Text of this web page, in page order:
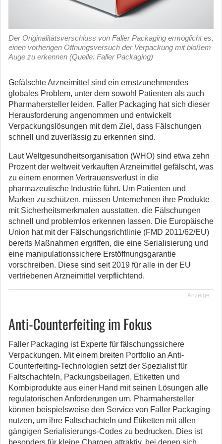
Der Originalitätsverschluss von Faller Packaging ermöglicht es,
einen vorherigen Öffnungsversuch der Verpackung mit bloßem
Auge zu erkennen (Quelle: Faller Packaging)
Gefälschte Arzneimittel sind ein ernstzunehmendes
globales Problem, unter dem sowohl Patienten als auch
Pharmahersteller leiden. Faller Packaging hat sich dieser
Herausforderung angenommen und entwickelt
Verpackungslösungen mit dem Ziel, dass Fälschungen
schnell und zuverlässig zu erkennen sind.
Laut Weltgesundheitsorganisation (WHO) sind etwa zehn
Prozent der weltweit verkauften Arzneimittel gefälscht, was
zu einem enormen Vertrauensverlust in die
pharmazeutische Industrie führt. Um Patienten und
Marken zu schützen, müssen Unternehmen ihre Produkte
mit Sicherheitsmerkmalen ausstatten, die Fälschungen
schnell und problemlos erkennen lassen. Die Europäische
Union hat mit der Fälschungsrichtlinie (FMD 2011/62/EU)
bereits Maßnahmen ergriffen, die eine Serialisierung und
eine manipulationssichere Erstöffnungsgarantie
vorschreiben. Diese sind seit 2019 für alle in der EU
vertriebenen Arzneimittel verpflichtend.
Anzeige
Anti-Counterfeiting im Fokus
Faller Packaging ist Experte für fälschungssichere
Verpackungen. Mit einem breiten Portfolio an Anti-
Counterfeiting-Technologien setzt der Spezialist für
Faltschachteln, Packungsbeilagen, Etiketten und
Kombiprodukte aus einer Hand mit seinen Lösungen alle
regulatorischen Anforderungen um. Pharmahersteller
können beispielsweise den Service von Faller Packaging
nutzen, um ihre Faltschachteln und Etiketten mit allen
gängigen Serialisierungs-Codes zu bedrucken. Dies ist
besonders für kleine Chargen attraktiv, bei denen sich